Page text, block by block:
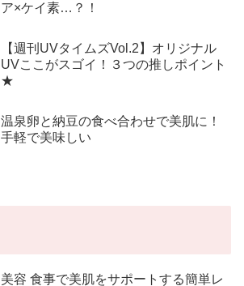
ア×ケイ素…？！
【週刊UVタイムズVol.2】オリジナル
UVここがスゴイ！３つの推しポイント
★
温泉卵と納豆の食べ合わせで美肌に！
手軽で美味しい
美容 食事で美肌をサポートする簡単レ